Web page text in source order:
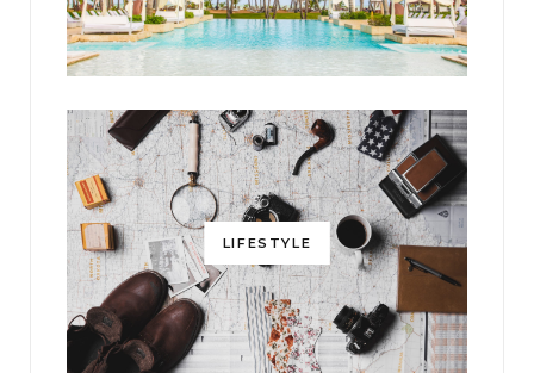
LIFESTYLE